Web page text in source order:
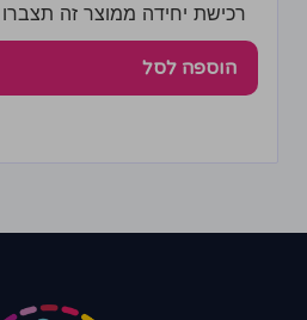
רכישת יחידה ממוצר זה תצברו 4 נקודות!
הוספה לסל